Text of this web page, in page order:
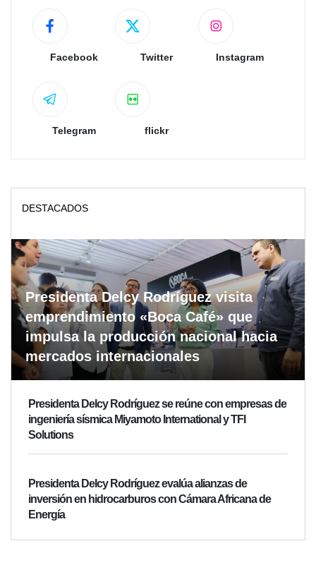
Facebook Twitter Instagram
Telegram flickr
DESTACADOS
Presidenta Delcy Rodríguez visita
emprendimiento «Boca Café» que
impulsa la producción nacional hacia
mercados internacionales
Presidenta Delcy Rodríguez se reúne con empresas de
ingeniería sísmica Miyamoto International y TFI
Solutions
Presidenta Delcy Rodríguez evalúa alianzas de
inversión en hidrocarburos con Cámara Africana de
Energía